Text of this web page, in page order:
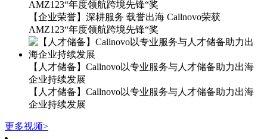
AMZ123“年度领航跨境先锋“奖
【企业荣誉】深耕服务 载誉出海 Callnovo荣获
AMZ123“年度领航跨境先锋“奖
【人才储备】Callnovo以专业服务与人才储备助力出海
企业持续发展
【人才储备】Callnovo以专业服务与人才储备助力出海
企业持续发展
更多视频>